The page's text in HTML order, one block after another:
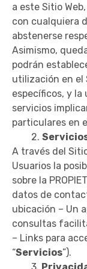
a este Sitio
con cualquiera
abstenerse
Asimismo,
podrán
utilización en el
específicos, y
servicios
particulares en
2.
A través del
Usuarios la
sobre la
datos de
ubicación – Un
consultas
– Links para
“Servicios”).